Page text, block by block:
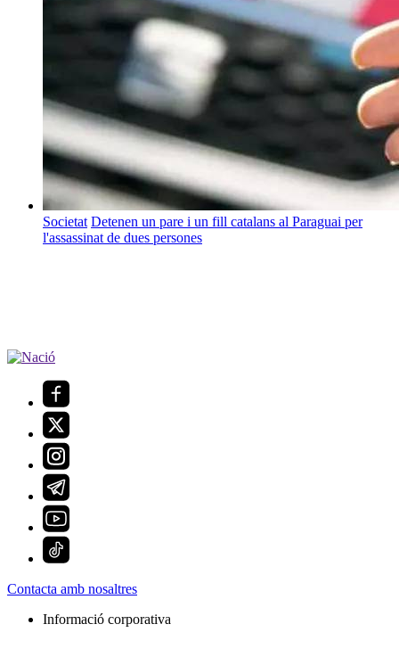
Societat Detenen un pare i un fill catalans al Paraguai per
l'assassinat de dues persones
Contacta amb nosaltres
Informació corporativa